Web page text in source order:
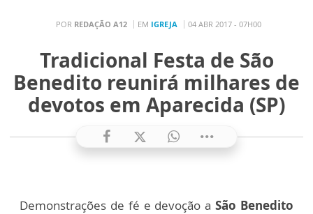
POR REDAÇÃO A12 EM IGREJA 04 ABR 2017 - 07H00
Tradicional Festa de São
Benedito reunirá milhares de
devotos em Aparecida (SP)
Demonstrações de fé e devoção aSão Benedito